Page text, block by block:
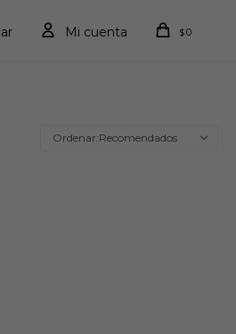
$0
Recomendados